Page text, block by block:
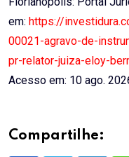
em: https://
00021-agravo-de-
pr-relator-juiza-eloy-
Acesso em: 10 ago.
Compartilhe: